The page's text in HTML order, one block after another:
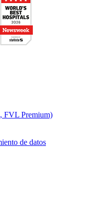
FVL Premium)
de datos